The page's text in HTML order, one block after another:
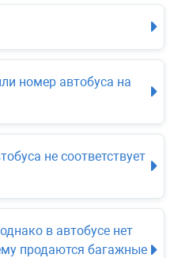
номер автобуса на
не соответствует
в автобусе нет
продаются багажные